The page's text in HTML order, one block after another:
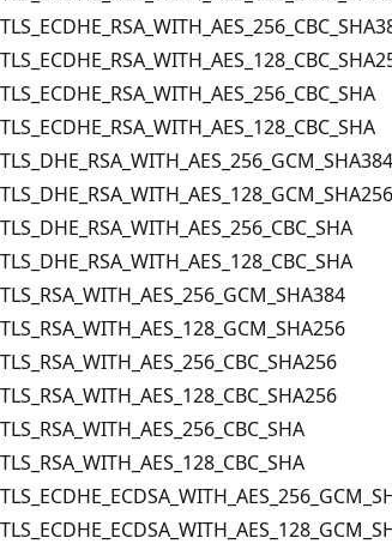
TLS_ECDHE_RSA_WITH_AES_256_CBC_SHA
TLS_ECDHE_RSA_WITH_AES_128_CBC_SHA
TLS_DHE_RSA_WITH_AES_256_GCM_SHA384
TLS_DHE_RSA_WITH_AES_128_GCM_SHA256
TLS_DHE_RSA_WITH_AES_256_CBC_SHA
TLS_DHE_RSA_WITH_AES_128_CBC_SHA
TLS_RSA_WITH_AES_256_GCM_SHA384
TLS_RSA_WITH_AES_128_GCM_SHA256
TLS_RSA_WITH_AES_256_CBC_SHA256
TLS_RSA_WITH_AES_128_CBC_SHA256
TLS_RSA_WITH_AES_256_CBC_SHA
TLS_RSA_WITH_AES_128_CBC_SHA